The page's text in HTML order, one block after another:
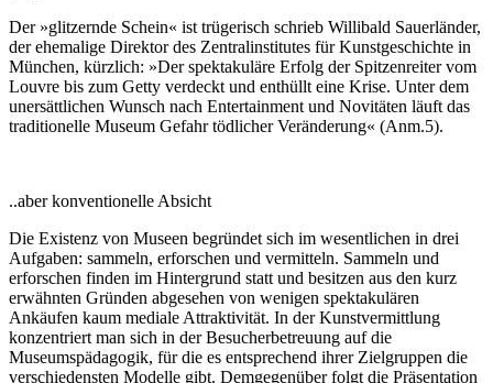
Der »glitzernde Schein« ist trügerisch schrieb Willibald Sauerländer,
der ehemalige Direktor des Zentralinstitutes für Kunstgeschichte in
München, kürzlich: »Der spektakuläre Erfolg der Spitzenreiter vom
Louvre bis zum Getty verdeckt und enthüllt eine Krise. Unter dem
unersättlichen Wunsch nach Entertainment und Novitäten läuft das
traditionelle Museum Gefahr tödlicher Veränderung« (Anm.5).
..aber konventionelle Absicht
Die Existenz von Museen begründet sich im wesentlichen in drei
Aufgaben: sammeln, erforschen und vermitteln. Sammeln und
erforschen finden im Hintergrund statt und besitzen aus den kurz
erwähnten Gründen abgesehen von wenigen spektakulären
Ankäufen kaum mediale Attraktivität. In der Kunstvermittlung
konzentriert man sich in der Besucherbetreuung auf die
Museumspädagogik, für die es entsprechend ihrer Zielgruppen die
verschiedensten Modelle gibt. Demgegenüber folgt die Präsentation